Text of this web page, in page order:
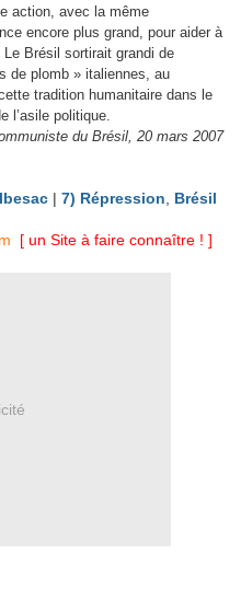
action, avec la même
encore plus grand, pour aider à
Brésil sortirait grandi de
de plomb » italiennes, au
tradition humanitaire dans le
l’asile politique.
du Brésil, 20 mars 2007
| 7) Répression
Brésil
[ un Site à faire connaître ! ]